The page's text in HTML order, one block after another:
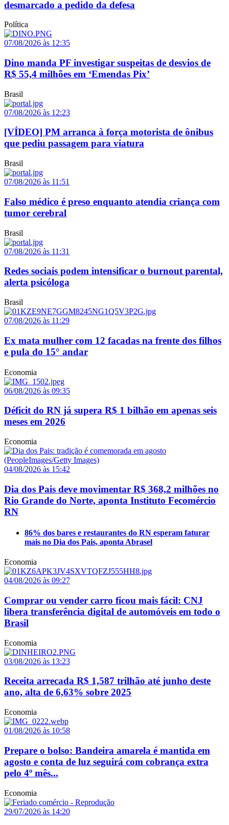
desmarcado a pedido da defesa
Política
07/08/2026 às 12:35
Dino manda PF investigar suspeitas de desvios de
R$ 55,4 milhões em ‘Emendas Pix’
Brasil
07/08/2026 às 12:23
[VÍDEO] PM arranca à força motorista de ônibus
que pediu passagem para viatura
Brasil
07/08/2026 às 11:51
Falso médico é preso enquanto atendia criança com
tumor cerebral
Brasil
07/08/2026 às 11:31
Redes sociais podem intensificar o burnout parental,
alerta psicóloga
Brasil
07/08/2026 às 11:29
Ex mata mulher com 12 facadas na frente dos filhos
e pula do 15° andar
Economia
06/08/2026 às 09:35
Déficit do RN já supera R$ 1 bilhão em apenas seis
meses em 2026
Economia
04/08/2026 às 15:42
Dia dos Pais deve movimentar R$ 368,2 milhões no
Rio Grande do Norte, aponta Instituto Fecomércio
RN
86% dos bares e restaurantes do RN esperam faturar
mais no Dia dos Pais, aponta Abrasel
Economia
04/08/2026 às 09:27
Comprar ou vender carro ficou mais fácil: CNJ
libera transferência digital de automóveis em todo o
Brasil
Economia
03/08/2026 às 13:23
Receita arrecada R$ 1,587 trilhão até junho deste
ano, alta de 6,63% sobre 2025
Economia
01/08/2026 às 10:58
Prepare o bolso: Bandeira amarela é mantida em
agosto e conta de luz seguirá com cobrança extra
pelo 4º mês...
Economia
29/07/2026 às 14:20